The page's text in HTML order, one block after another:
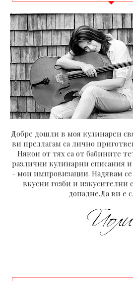
Добре дошли в моя кулинарен
ви предлагам са лично
Някои от тях са от бабините
различни кулинарни списания
- мои импровизации. Надявам се
вкусни гозби и изкусителни
допадне.Да ви е